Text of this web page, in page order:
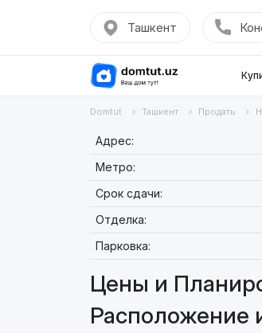
Ташкент
Domtut Ташкент Продать
Адрес:
Метро:
Срок сдачи:
Отделка:
Парковка:
Цены и
Расположение